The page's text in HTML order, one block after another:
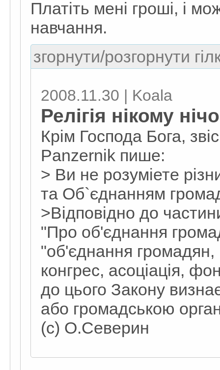
Платіть мені гроші, і
навчання.
згорнути/розгорнути
2008.11.30 | Koala
Релігія нікому
Крім Господа Бога,
Panzernik пише:
> Ви не розуміете
та Об`єднанням
>Відповідно до
"Про об'єднання
"об'єднання громадян,
конгрес, асоціація,
до цього Закону
або громадською
(c) О.Северин